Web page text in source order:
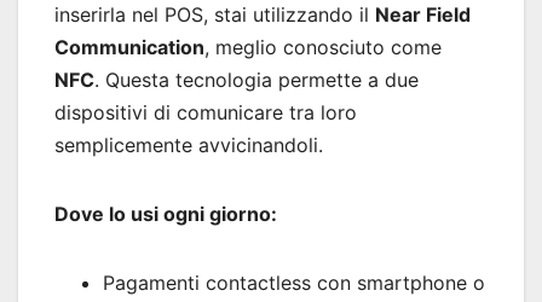
inserirla nel POS, stai utilizzando il Near Field
Communication, meglio conosciuto come
NFC. Questa tecnologia permette a due
dispositivi di comunicare tra loro
semplicemente avvicinandoli.
Dove lo usi ogni giorno:
Pagamenti contactless con smartphone o